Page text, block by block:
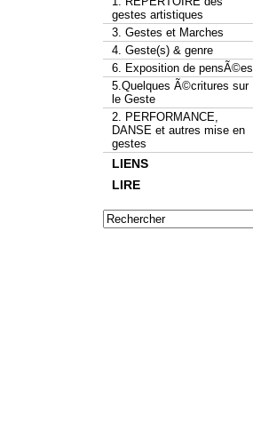
gestes artistiques
3. Gestes et Marches
4. Geste(s) & genre
6. Exposition de pensÃ©es
5.Quelques Ã©critures sur
le Geste
2. PERFORMANCE,
DANSE et autres mise en
gestes
LIENS
LIRE